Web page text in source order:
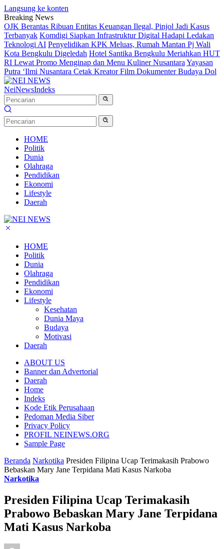
Langsung ke konten
Breaking News
OJK Berantas Ribuan Entitas Keuangan Ilegal, Pinjol Jadi Kasus
Terbanyak Komdigi Siapkan Infrastruktur Digital Hadapi Ledakan
Teknologi AI Penyelidikan KPK Meluas, Rumah Mantan Pj Wali
Kota Bengkulu Digeledah Hotel Santika Bengkulu Meriahkan HUT
RI Lewat Promo Menginap dan Menu Kuliner Nusantara Yayasan
Putra ‘Ilmi Nusantara Cetak Kreator Film Dokumenter Budaya Dol
NeiNewsIndeks
HOME
Politik
Dunia
Olahraga
Pendidikan
Ekonomi
Lifestyle
Daerah
HOME
Politik
Dunia
Olahraga
Pendidikan
Ekonomi
Lifestyle
Kesehatan
Dunia Maya
Budaya
Motivasi
Daerah
ABOUT US
Banner dan Advertorial
Daerah
Home
Indeks
Kode Etik Perusahaan
Pedoman Media Siber
Privacy Policy
PROFIL NEINEWS.ORG
Sample Page
Beranda Narkotika Presiden Filipina Ucap Terimakasih Prabowo
Bebaskan Mary Jane Terpidana Mati Kasus Narkoba
Narkotika
Presiden Filipina Ucap Terimakasih
Prabowo Bebaskan Mary Jane Terpidana
Mati Kasus Narkoba